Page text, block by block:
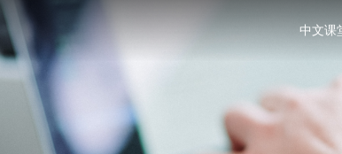
中文课